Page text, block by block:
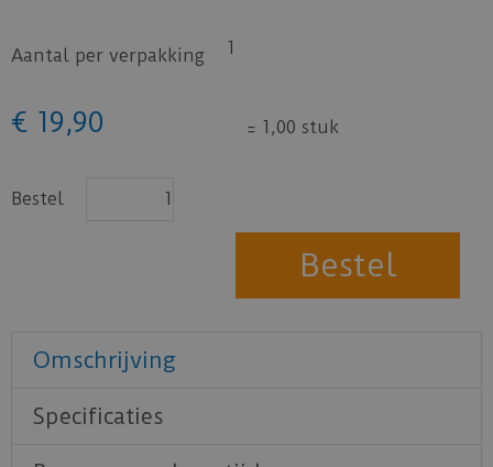
Aantal per verpakking 1
€ 19,90 = 1,00 stuk
Bestel
Omschrijving
Specificaties